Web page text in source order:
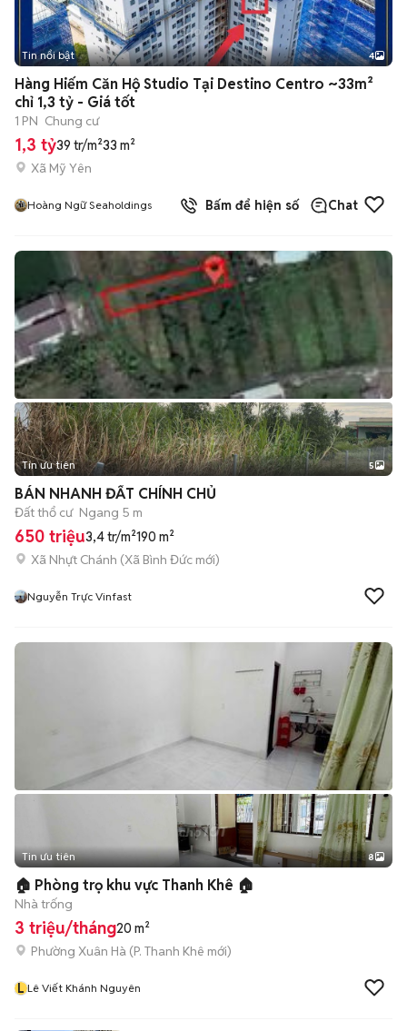
Tin nổi bật 4
Hàng Hiếm Căn Hộ Studio Tại Destino Centro ~33m²
chỉ 1,3 tỷ - Giá tốt
1 PN Chung cư
1,3 tỷ39 tr/m²33 m²
Xã Mỹ Yên
Hoàng Ngữ Seaholdings Bấm để hiện số Chat
Tin ưu tiên 5
BÁN NHANH ĐẤT CHÍNH CHỦ
Đất thổ cư Ngang 5 m
650 triệu3,4 tr/m²190 m²
Xã Nhựt Chánh (Xã Bình Đức mới)
Nguyễn Trực Vinfast
+2
Tin ưu tiên 8
🏠 Phòng trọ khu vực Thanh Khê 🏠
Nhà trống
3 triệu/tháng20 m²
Phường Xuân Hà (P. Thanh Khê mới)
L Lê Viết Khánh Nguyên